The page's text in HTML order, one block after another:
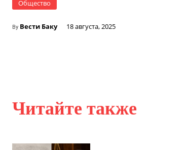
Общество
By Вести Баку 18 августа, 2025
Читайте также